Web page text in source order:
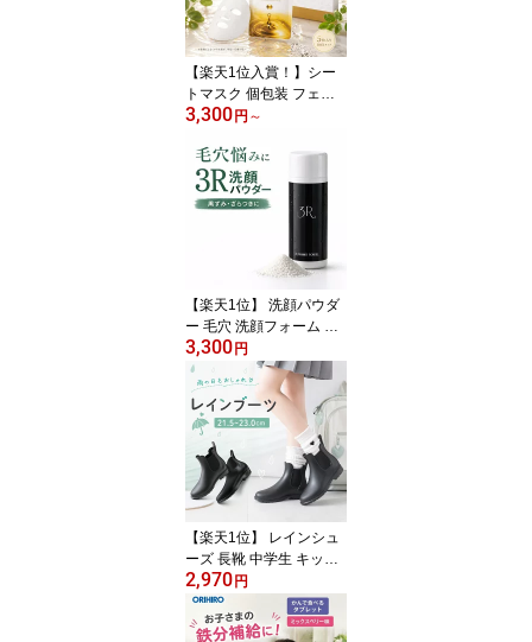
ト プレゼント 犬好き 誕
生日 オリジナル トイプ
ードル 【楽天1位獲得】
【楽天1位入賞！】シー
トマスク 個包装 フェイ
スマスク しみない ギフ
ア ギフト 高級フェイス
パック モリンガフェイス
マスク｜美容成分たっぷ
り配合 当店オリジナル
ア シートマスク 保湿 ハ
感肌
3,300円 ～
【楽天1位】 洗顔パウダ
ー 毛穴 洗顔フォーム 粉
パウダー スリーアール 3
R 泡 女性 男性 洗顔石鹸
毛穴ケア スキンケア 角
栓 敏感肌 洗顔 毛穴 無添
加 酵素洗顔 乾燥肌 いち
ご鼻毛穴洗浄 エステ 洗
顔パウダー 泡立て方 洗
顔パウダー 毛穴 洗浄 韓
3,300円
【楽天1位】 レインシュ
ーズ 長靴 中学生 キッズ
小学生 レディース レイ
ン ジュニア レインブー
ツ サイドゴア 防水 軽量
2,970円